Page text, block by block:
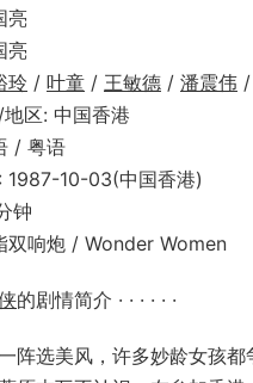
亮
亮
玲 / 叶童 / 王敏德 / 潘震伟 /
区: 中国香港
/ 粤语
1987-10-03(中国香港)
钟
双响炮 / Wonder Women
的剧情简介 · · · · · ·
阵选美风，许多妙龄女孩